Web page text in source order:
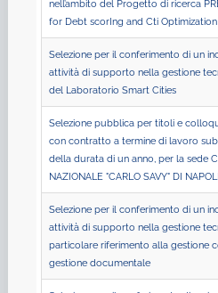
nell’ambito del Progetto di ricerca
for Debt scorIng and Cti Optimization
Selezione per il conferimento di un
attività di supporto nella gestione
del Laboratorio Smart Cities
Selezione pubblica per titoli e
con contratto a termine di lavoro
della durata di un anno, per la sede
NAZIONALE "CARLO SAVY" DI NAPOLI
Selezione per il conferimento di un
attività di supporto nella gestione
particolare riferimento alla gestione
gestione documentale